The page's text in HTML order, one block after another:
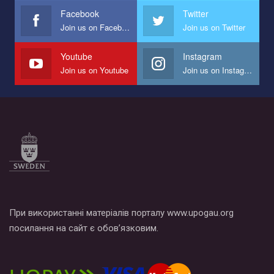
представляющий программу развития организации.
Мы просим вас поддержать нас и помочь нам реализовать
наш план по борьбе с насилием и дискриминацией на почве
СОГИ в Украине.
Все, что вам нужно сделать - это зайти на наш канал YouTube
Facebook
Join us on Facebook
Twitter
Join us on Twitter
Youtube
Join us on Youtube
Instagram
Join us on Instagram
При використанні матеріалів порталу www.upogau.org
посилання на сайт є обов’язковим.